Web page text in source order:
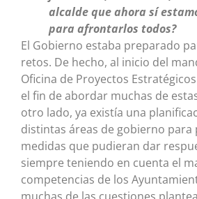
alcalde que ahora sí
para afrontarlos todos?
El Gobierno estaba preparado
retos. De hecho, al inicio del
Oficina de Proyectos
el fin de abordar muchas de
otro lado, ya existía una
distintas áreas de gobierno para
medidas que pudieran dar
siempre teniendo en cuenta el
competencias de los